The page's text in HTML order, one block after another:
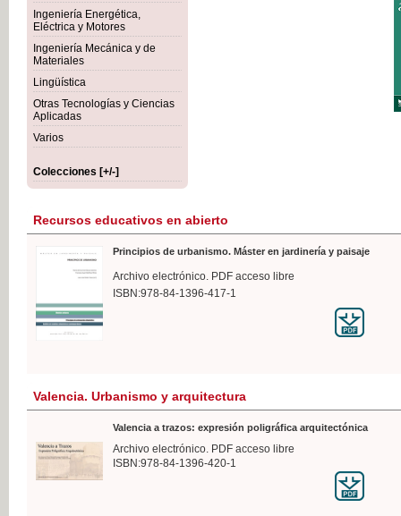
Ingeniería Energética,
Eléctrica y Motores
Ingeniería Mecánica y de
Materiales
Lingüística
Otras Tecnologías y Ciencias
Aplicadas
Varios
Colecciones [+/-]
Recursos educativos en abierto
Principios de urbanismo. Máster en jardinería y paisaje
Archivo electrónico. PDF acceso libre
ISBN:978-84-1396-417-1
Valencia. Urbanismo y arquitectura
Valencia a trazos: expresión poligráfica arquitectónica
Archivo electrónico. PDF acceso libre
ISBN:978-84-1396-420-1